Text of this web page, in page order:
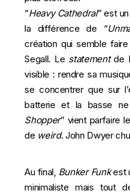
“Heavy Cathedral” est
la différence de “
création qui semble faire
Segall. Le statementde
visible : rendre sa
se concentrer que sur
batterie et la basse ne
Shopper” vient parfaire
de weird. John Dwyer
Au final, Bunker Funkest
minimaliste mais tout